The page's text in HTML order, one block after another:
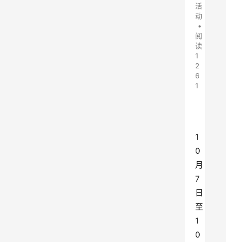
活
动
•
阅
读
1
2
6
1
1
0
月
7
日
至
1
0